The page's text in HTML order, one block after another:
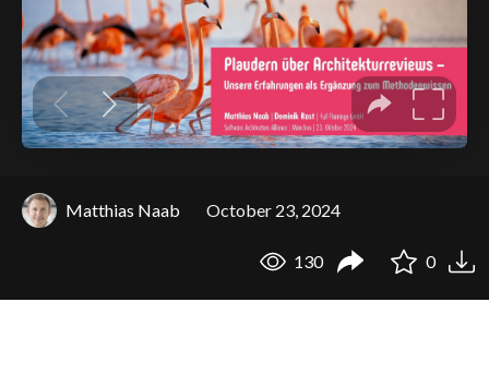
Matthias Naab October 23, 2024
130 0